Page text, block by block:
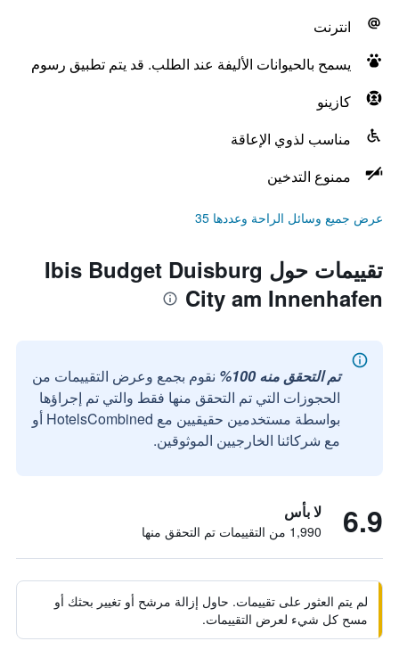
انترنت
يسمح بالحيوانات الأليفة عند الطلب. قد يتم تطبيق رسوم
كازينو
مناسب لذوي الإعاقة
ممنوع التدخين
عرض جميع وسائل الراحة وعددها 35
تقييمات حول Ibis Budget Duisburg
City am Innenhafen
تم التحقق منه 100%
نقوم بجمع وعرض التقييمات من
الحجوزات التي تم التحقق منها فقط والتي تم إجراؤها
بواسطة مستخدمين حقيقيين مع HotelsCombined أو
مع شركائنا الخارجيين الموثوقين.
6.9 لا بأس
1,990 من التقييمات تم التحقق منها
لم يتم العثور على تقييمات. حاول إزالة مرشح أو تغيير بحثك أو
مسح كل شيء لعرض التقييمات.